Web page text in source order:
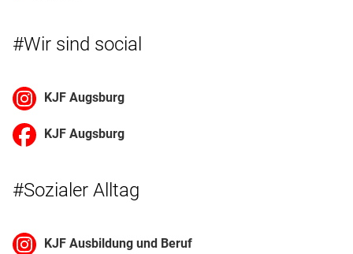
#Wir sind social
KJF Augsburg
KJF Augsburg
#Sozialer Alltag
KJF Ausbildung und Beruf